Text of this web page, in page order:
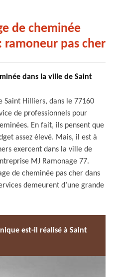
de cheminée
ramoneur pas cher
dans la ville de Saint
Saint Hilliers, dans le 77160
de professionnels pour
En fait, ils pensent que
assez élevé. Mais, il est à
exercent dans la ville de
MJ Ramonage 77.
de cheminée pas cher dans
demeurent d’une grande
est-il réalisé à Saint